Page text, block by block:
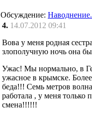
Обсуждение:
4. 14.07.2012 09:41
Вова у меня родная
злополучную ночь она
Ужас! Мы нормально, в
ужасное в крымске.
беда!!! Семь метров
работала , у меня только
смена!!!!!!